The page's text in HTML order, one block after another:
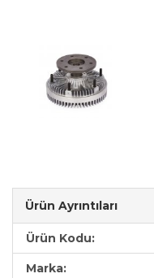
Ürün Ayrıntıları
Ürün Kodu:
Marka: